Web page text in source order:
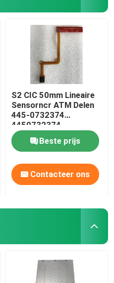
S2 CIC 50mm Lineaire
Sensorncr ATM Delen
445-0732374
4450732374
Beste prijs
Contacteer ons